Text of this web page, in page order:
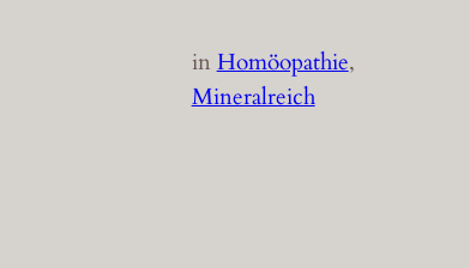
inHomöopathie
Mineralreich